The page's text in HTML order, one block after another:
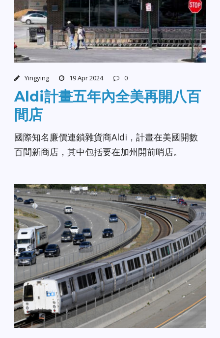
Yingying 19 Apr 2024 0
Aldi計畫五年內全美再開八百
間店
國際知名廉價連鎖雜貨商Aldi，計畫在美國開數
百間新商店，其中包括要在加州開前哨店。